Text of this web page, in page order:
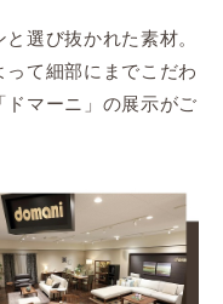
選び抜かれた素材。
て細部にまでこだわ
ドマーニ」の展示がご